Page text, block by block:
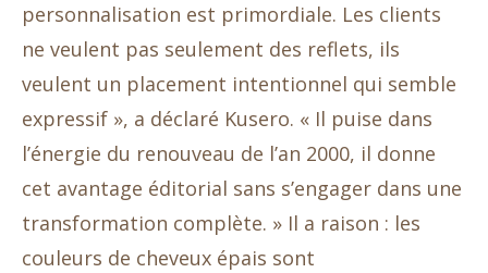
personnalisation est primordiale. Les clients
ne veulent pas seulement des reflets, ils
veulent un placement intentionnel qui semble
expressif », a déclaré Kusero. « Il puise dans
l’énergie du renouveau de l’an 2000, il donne
cet avantage éditorial sans s’engager dans une
transformation complète. » Il a raison : les
couleurs de cheveux épais sont